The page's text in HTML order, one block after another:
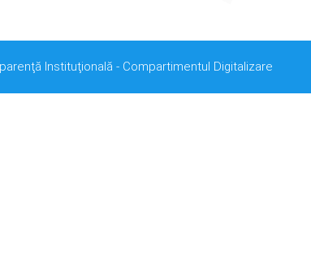
Instituţională - Compartimentul Digitalizare